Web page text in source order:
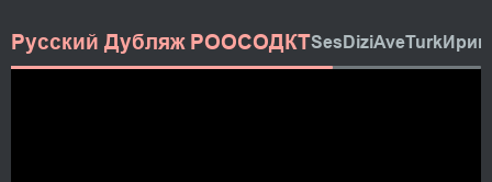
Русский Дубляж РООСОДКТSesDiziAveTurk